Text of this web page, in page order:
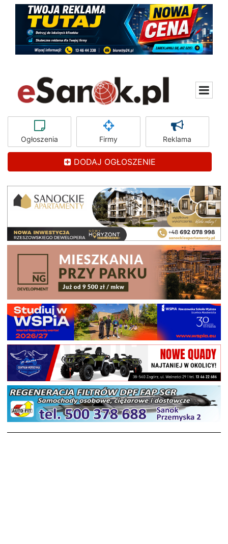
Ogłoszenia Firmy Reklama
DODAJ OGŁOSZENIE